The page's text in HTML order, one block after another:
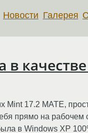
Новости Галерея
в
17.2 MATE,
прямо на рабочем
в Windows XP